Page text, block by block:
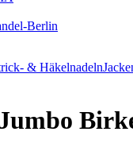
Berlin
& Häkelnadeln